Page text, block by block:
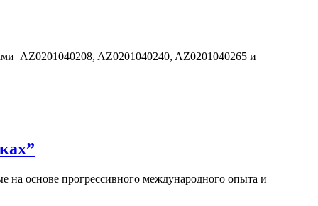
AZ0201040208, AZ0201040240, AZ0201040265 и
основе прогрессивного международного опыта и